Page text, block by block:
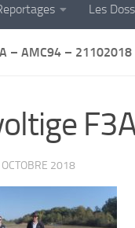
Les
– AMC94 – 21102018
2018